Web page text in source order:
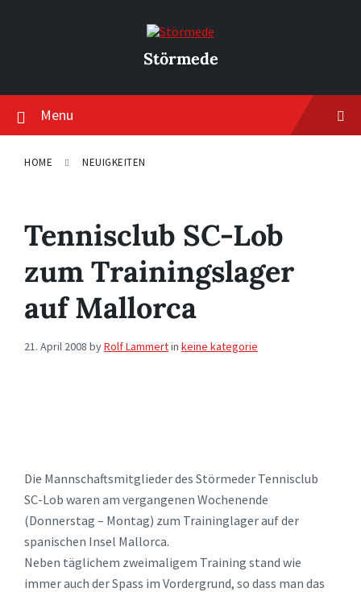
Störmede
Menu
HOME NEUIGKEITEN
Tennisclub SC-Lob
zum Trainingslager
auf Mallorca
21. April 2008 byRolf Lammertin keine kategorie
Die Mannschaftsmitglieder des Störmeder Tennisclub
SC-Lob waren am vergangenen Wochenende
(Donnerstag – Montag) zum Traininglager auf der
spanischen Insel Mallorca.
Neben täglichem zweimaligem Training stand wie
immer auch der Spass im Vordergrund, so dass man das